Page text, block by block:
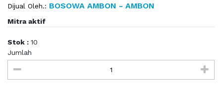
Dijual Oleh.: BOSOWA AMBON - AMBON
Mitra aktif
Stok : 10
Jumlah